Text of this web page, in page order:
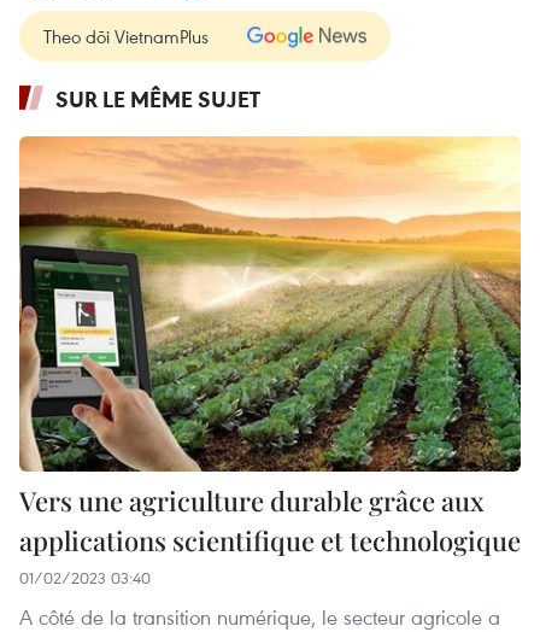
Theo dõi VietnamPlus
SUR LE MÊME SUJET
Vers une agriculture durable grâce aux
applications scientifique et technologique
01/02/2023 03:40
A côté de la transition numérique, le secteur agricole a